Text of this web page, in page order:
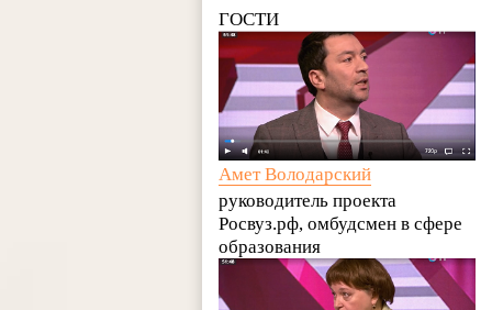
ГОСТИ
Амет Володарский
руководитель проекта
Росвуз.рф, омбудсмен в сфере
образования